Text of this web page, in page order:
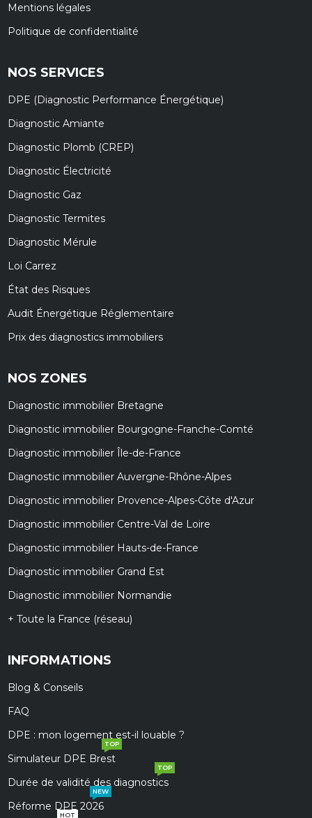
Mentions légales
Politique de confidentialité
NOS SERVICES
DPE (Diagnostic Performance Énergétique)
Diagnostic Amiante
Diagnostic Plomb (CREP)
Diagnostic Électricité
Diagnostic Gaz
Diagnostic Termites
Diagnostic Mérule
Loi Carrez
État des Risques
Audit Énergétique Réglementaire
Prix des diagnostics immobiliers
NOS ZONES
Diagnostic immobilier Bretagne
Diagnostic immobilier Bourgogne-Franche-Comté
Diagnostic immobilier Île-de-France
Diagnostic immobilier Auvergne-Rhône-Alpes
Diagnostic immobilier Provence-Alpes-Côte d'Azur
Diagnostic immobilier Centre-Val de Loire
Diagnostic immobilier Hauts-de-France
Diagnostic immobilier Grand Est
Diagnostic immobilier Normandie
+ Toute la France (réseau)
INFORMATIONS
Blog & Conseils
FAQ
DPE : mon logement est-il louable ?
Simulateur DPE Brest
TOP
Durée de validité des diagnostics
TOP
Réforme DPE 2026
NEW
HOT